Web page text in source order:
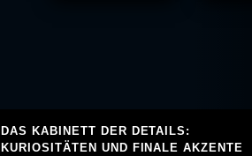
DAS KABINETT DER DETAILS:
KURIOSITÄTEN UND FINALE AKZENTE